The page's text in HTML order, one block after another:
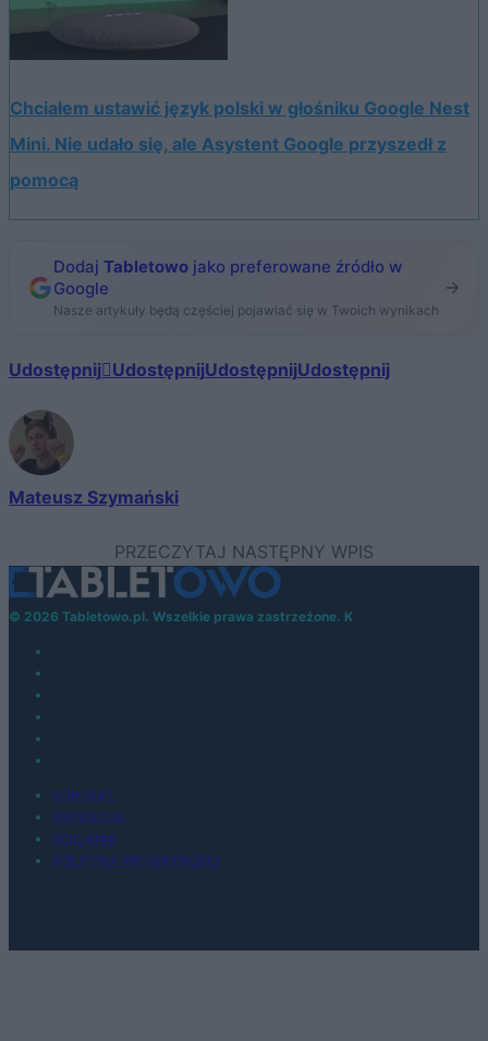
Chciałem ustawić język polski w głośniku Google Nest
Mini. Nie udało się, ale Asystent Google przyszedł z
pomocą
Dodaj Tabletowo jako preferowane źródło w
Google
Nasze artykuły będą częściej pojawiać się w Twoich wynikach
Udostępnij UdostępnijUdostępnijUdostępnij
Mateusz Szymański
© 2026 Tabletowo.pl. Wszelkie prawa zastrzeżone. K
KONTAKT
REDAKCJA
REKLAMA
POLITYKA PRYWATNOŚCI